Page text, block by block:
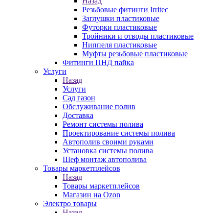
Резьбовые фитинги Irritec
Заглушки пластиковые
Футорки пластиковые
Тройники и отводы пластиковые
Ниппеля пластиковые
Муфты резьбовые пластиковые
Фитинги ПНД пайка
Услуги
Назад
Услуги
Сад газон
Обслуживание полив
Доставка
Ремонт системы полива
Проектирование системы полива
Автополив своими руками
Установка системы полива
Шеф монтаж автополива
Товары маркетплейсов
Назад
Товары маркетплейсов
Магазин на Ozon
Электро товары